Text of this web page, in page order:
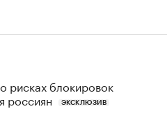
рисках блокировок
россиян
ЭКСКЛЮЗИВ